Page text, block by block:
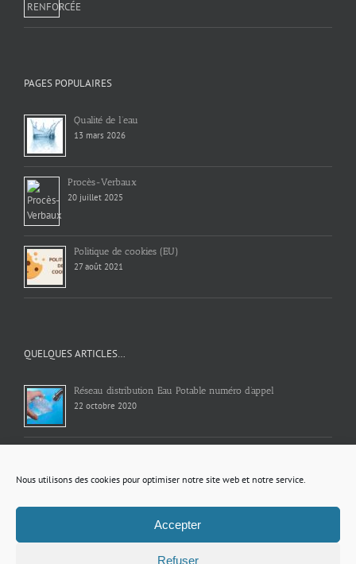
Nous utilisons des cookies pour optimiser notre site web et notre service.
Accepter
Refuser
PAGES POPULAIRES
Qualité de l’eau
13 mars 2026
Procès-Verbaux
20 juillet 2025
Politique de cookies (EU)
27 août 2021
QUELQUES ARTICLES…
Réseau distribution Eau Potable numéro d’appel
22 octobre 2020